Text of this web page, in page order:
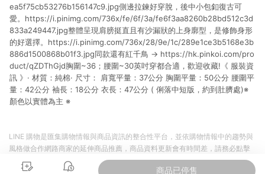
ea5f75cb53276b156147c9.jpg側邊拉鍊好穿脫，後中小包釦復古可
愛。https://i.pinimg.com/736x/fe/6f/3a/fe6f3aa8260b28bd512c3d
833a249447.jpg整體呈現肩膀挺直且有沙漏狀的上身廓型，是修飾身形
的好選擇。https://i.pinimg.com/736x/28/9e/1c/289e1ce3b5168e3b
886d1500868b01f3.jpg同款還有紅千鳥 → https://hk.pinkoi.com/pro
duct/qZDThGjd胸圍~36；腰圍~30英吋穿都合適，歡迎收藏!《 服裝資
訊 》· 材質：純棉· 尺寸： 肩寬平量：37公分 胸圍平量：50公分 腰圍平
量：42公分 袖長：18公分 衣長：47公分 ( 俐落中短版，約到肚臍處)※
顏色以實體為主 ※
商品已停售
LINE 購物是匯集購物情報與商品資訊的整合性平台，並依購物情報中的趨勢與
風格做合作網路商家的延伸商品推薦，商品資料更新會有時間差，請務必點擊
商品至各合作網路商家，確認現售價與購物條件，一切資訊以合作廠商網頁為
準。